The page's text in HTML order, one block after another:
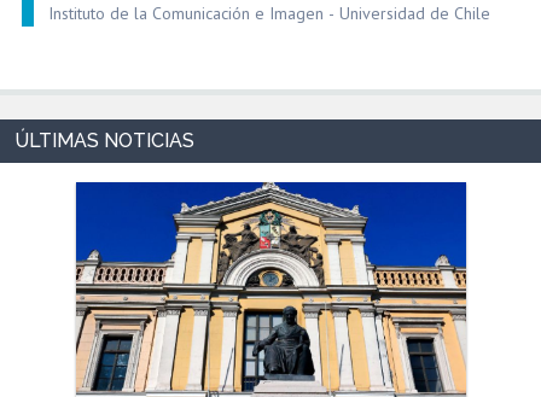
Instituto de la Comunicación e Imagen - Universidad de Chile